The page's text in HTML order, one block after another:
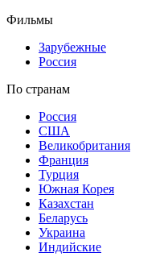
Фильмы
Зарубежные
Россия
По странам
Россия
США
Великобритания
Франция
Турция
Южная Корея
Казахстан
Беларусь
Украина
Индийские